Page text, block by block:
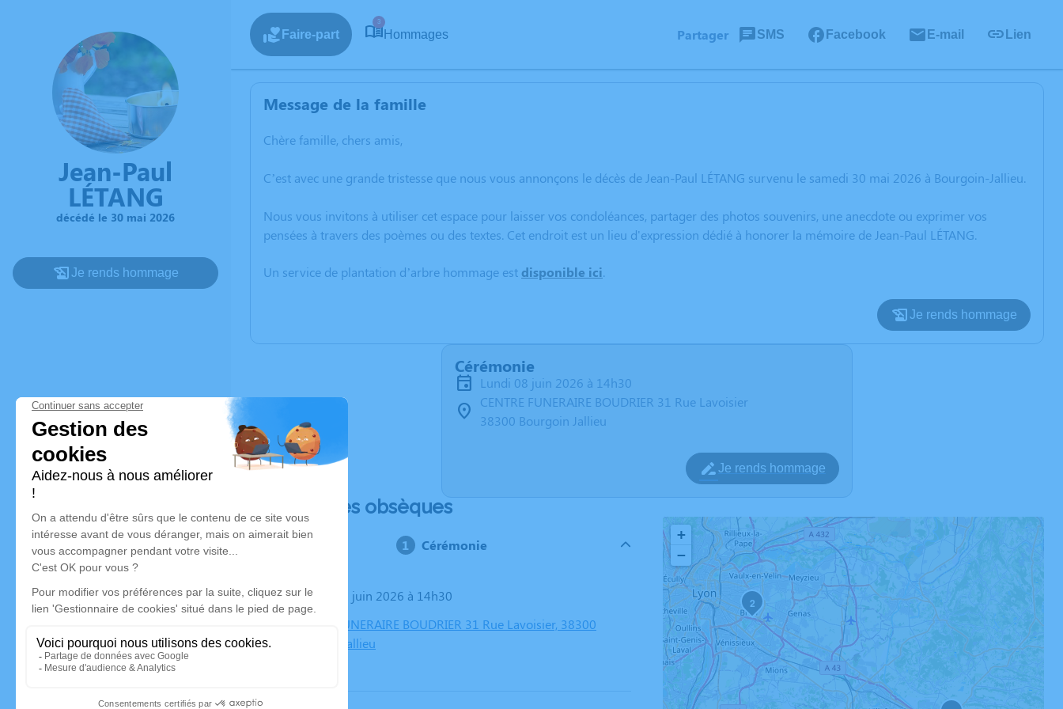
Jean-Paul
LÉTANG
décédé le 30 mai 2026
Je rends hommage
Faire-part
3
Hommages Partager SMS Facebook E-mail Lien
Message de la famille
Chère famille, chers amis,
C’est avec une grande tristesse que nous vous annonçons le décès de Jean-Paul LÉTANG survenu le samedi 30 mai 2026 à Bourgoin-Jallieu.
Nous vous invitons à utiliser cet espace pour laisser vos condoléances, partager des photos souvenirs, une anecdote ou exprimer vos
pensées à travers des poèmes ou des textes. Cet endroit est un lieu d'expression dédié à honorer la mémoire de Jean-Paul LÉTANG.
Un service de plantation d’arbre hommage est disponible ici.
Je rends hommage
Cérémonie
lundi 08 juin 2026 à 14h30
CENTRE FUNERAIRE BOUDRIER 31 Rue Lavoisier
38300 Bourgoin Jallieu
Je rends hommage
Déroulé des obsèques
Cérémonie
Le lundi 08 juin 2026 à 14h30
CENTRE FUNERAIRE BOUDRIER 31 Rue Lavoisier, 38300
Bourgoin Jallieu
2
+
−